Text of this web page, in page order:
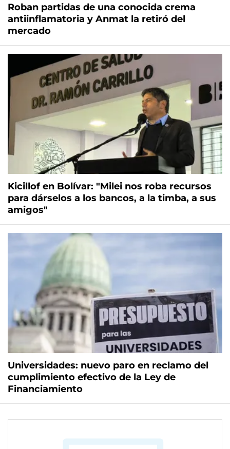
Roban partidas de una conocida crema
antiinflamatoria y Anmat la retiró del
mercado
Kicillof en Bolívar: "Milei nos roba recursos
para dárselos a los bancos, a la timba, a sus
amigos"
Universidades: nuevo paro en reclamo del
cumplimiento efectivo de la Ley de
Financiamiento